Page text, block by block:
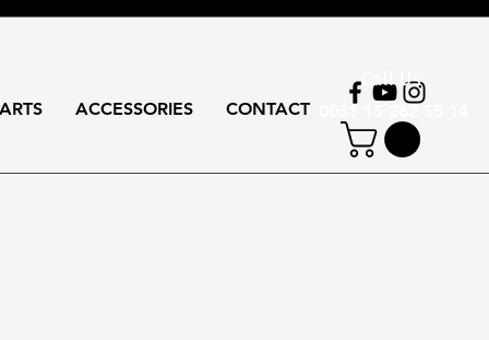
Call Us
0031 15 262 55 14
ACCESSORIES CONTACT